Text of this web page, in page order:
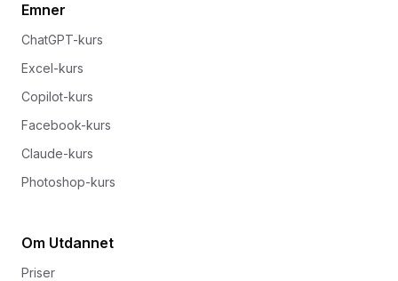
Emner
ChatGPT-kurs
Excel-kurs
Copilot-kurs
Facebook-kurs
Claude-kurs
Photoshop-kurs
Om Utdannet
Priser